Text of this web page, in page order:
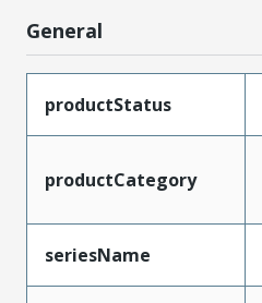
General
productStatus
productCategory
seriesName